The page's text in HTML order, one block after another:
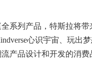
系列产品，特斯拉将
心识宇宙、玩出
产品设计和开发的消